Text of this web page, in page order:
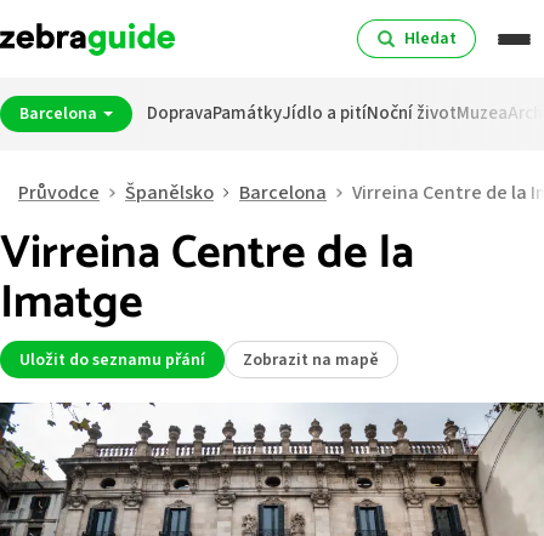
Hledat
Barcelona DopravaPamátkyJídlo a pitíNoční životMuzea
Průvodce Španělsko Barcelona Virreina Centre de la
Virreina Centre de la
Imatge
Uložit do seznamu přání Zobrazit na mapě